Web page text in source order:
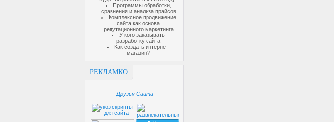
Программы обработки,
сравнения и анализа прайсов
Комплексное продвижение
сайта как основа
репутационного маркетинга
У кого заказывать
разработку сайта
Как создать интернет-
магазин?
РЕКЛАМКО
Друзья Сайта